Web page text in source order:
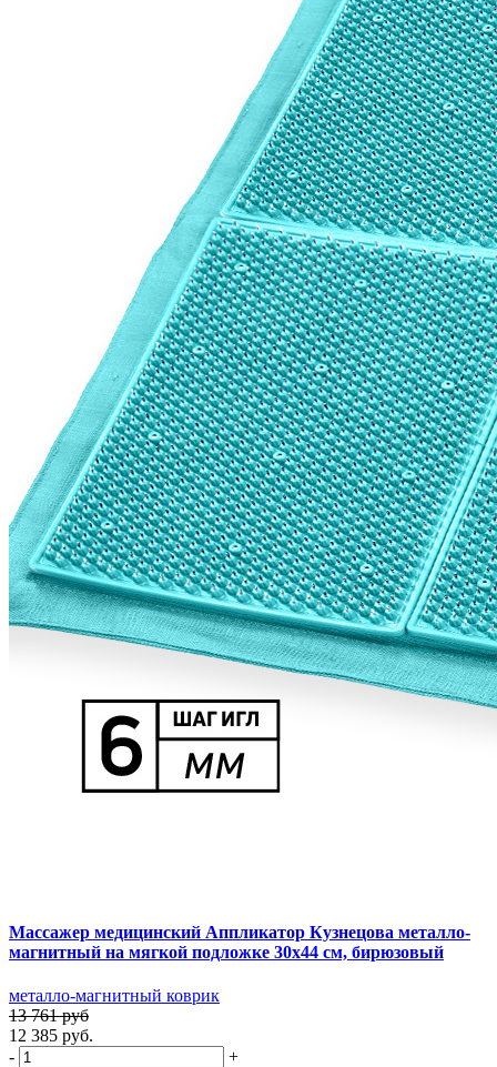
Массажер медицинский Аппликатор Кузнецова металло-
магнитный на мягкой подложке 30х44 см, бирюзовый
металло-магнитный коврик
13 761 руб
12 385 руб.
-
+